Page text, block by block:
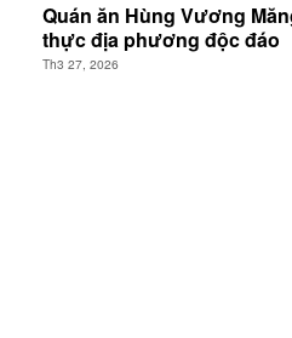
Quán ăn Hùng Vương
thực địa phương độc đáo
Th3 27, 2026